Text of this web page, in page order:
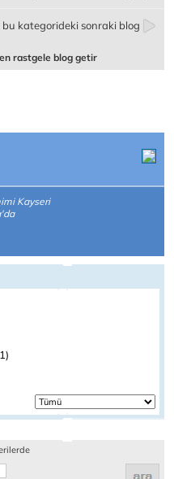
bu kategorideki sonraki blog
rastgele blog getir
Kayseri